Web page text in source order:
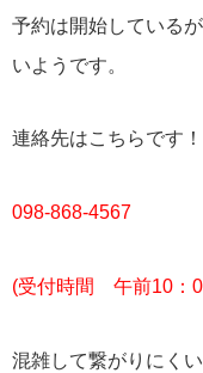
予約は開始している
いようです。
連絡先はこちらです！
098-868-4567
(受付時間 午前10：
混雑して繋がりにく